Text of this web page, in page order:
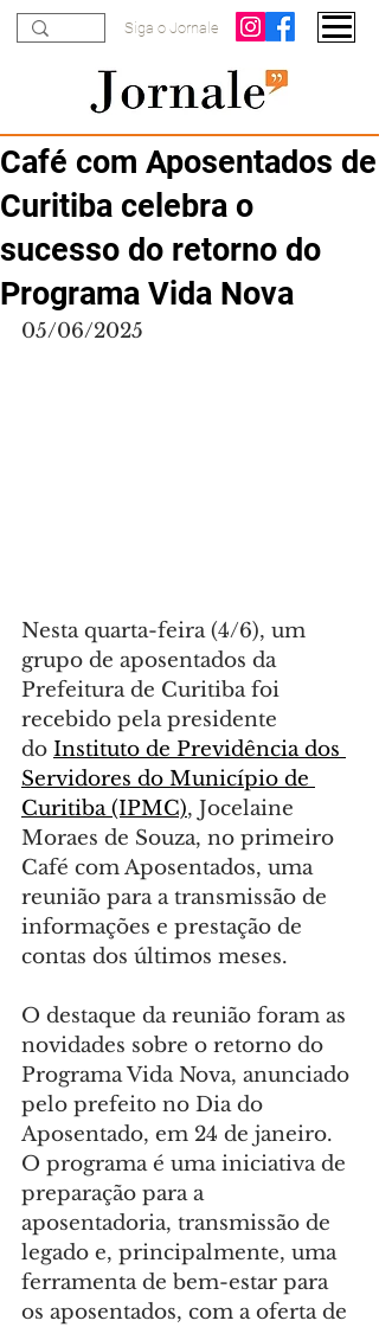
Siga o Jornale
Café com Aposentados de
Curitiba celebra o
sucesso do retorno do
Programa Vida Nova
05/06/2025
Nesta quarta-feira (4/6), um
grupo de aposentados da
Prefeitura de Curitiba foi
recebido pela presidente
do Instituto de Previdência dos
Servidores do Município de
Curitiba (IPMC), Jocelaine
Moraes de Souza, no primeiro
Café com Aposentados, uma
reunião para a transmissão de
informações e prestação de
contas dos últimos meses.
O destaque da reunião foram as
novidades sobre o retorno do
Programa Vida Nova, anunciado
pelo prefeito no Dia do
Aposentado, em 24 de janeiro.
O programa é uma iniciativa de
preparação para a
aposentadoria, transmissão de
legado e, principalmente, uma
ferramenta de bem-estar para
os aposentados, com a oferta de